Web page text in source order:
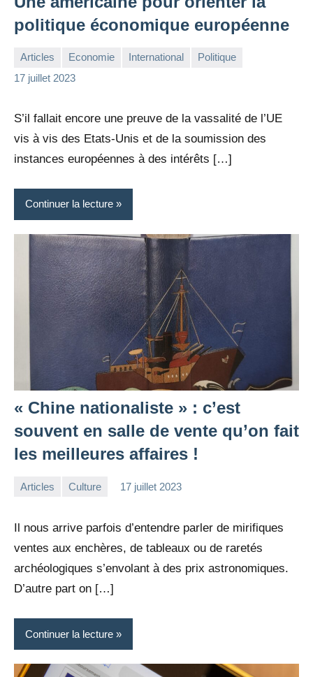
politique économique européenne
Articles Economie International
Politique
17 juillet 2023
la
Aucun
S’il fallait encore une preuve de la vassalité de l’UE
vis à vis des Etats-Unis et de la soumission des
instances européennes à des intérêts […]
Continuer la lecture
« Chine nationaliste » : c’est
souvent en salle de vente qu’on fait
les meilleures affaires !
Articles Culture 17 juillet 2023
Il nous arrive parfois d’entendre parler de mirifiques
ventes aux enchères, de tableaux ou de raretés
archéologiques s’envolant à des prix astronomiques.
D’autre part on […]
Continuer la lecture